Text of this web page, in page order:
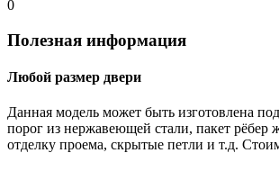
0
Полезная информация
Любой размер двери
Данная модель может быть изготовлена
порог из нержавеющей стали, пакет
отделку проема, скрытые петли и т.д.